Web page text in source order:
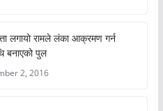
लगायो रामले लंका आक्रमण गर्न
बनाएको पुल
2, 2016